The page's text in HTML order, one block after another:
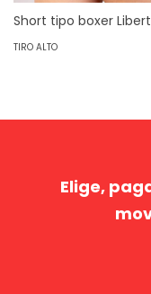
Short tipo boxer
TIRO ALTO
Elige,